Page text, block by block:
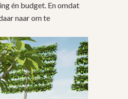
én budget. En omdat
naar om te